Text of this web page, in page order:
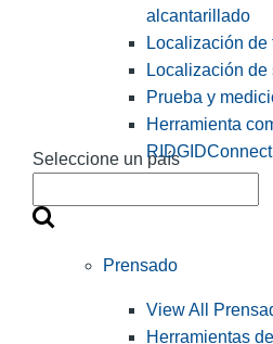
Seleccione un país
alcantarillado
Localización
Localización
Prueba y
Herramienta
Prensado
View All
Herramientas